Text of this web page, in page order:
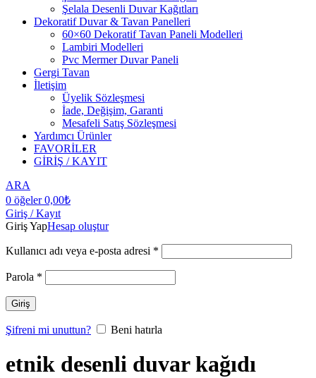
Şelala Desenli Duvar Kağıtları
Dekoratif Duvar & Tavan Panelleri
60×60 Dekoratif Tavan Paneli Modelleri
Lambiri Modelleri
Pvc Mermer Duvar Paneli
Gergi Tavan
İletişim
Üyelik Sözleşmesi
İade, Değişim, Garanti
Mesafeli Satış Sözleşmesi
Yardımcı Ürünler
FAVORİLER
GİRİŞ / KAYIT
ARA
0 öğeler 0,00₺
Giriş / Kayıt
Giriş YapHesap oluştur
Kullanıcı adı veya e-posta adresi *
Parola *
Giriş
Şifreni mi unuttun? Beni hatırla
etnik desenli duvar kağıdı